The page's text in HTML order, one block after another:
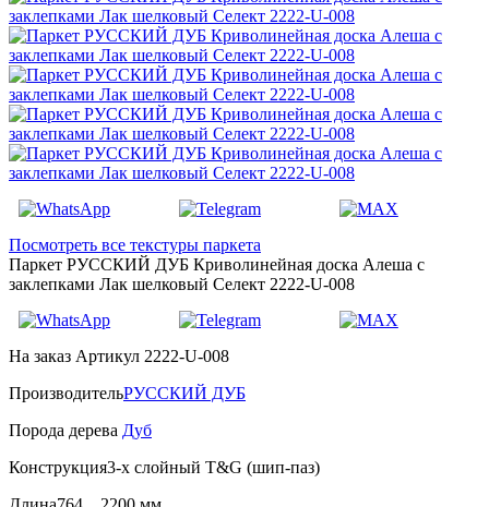
Посмотреть все текстуры паркета
Паркет РУССКИЙ ДУБ Криволинейная доска Алеша с
заклепками Лак шелковый Селект 2222-U-008
На заказ Артикул 2222-U-008
ПроизводительРУССКИЙ ДУБ
Порода дерева Дуб
Конструкция3-х слойный T&G (шип-паз)